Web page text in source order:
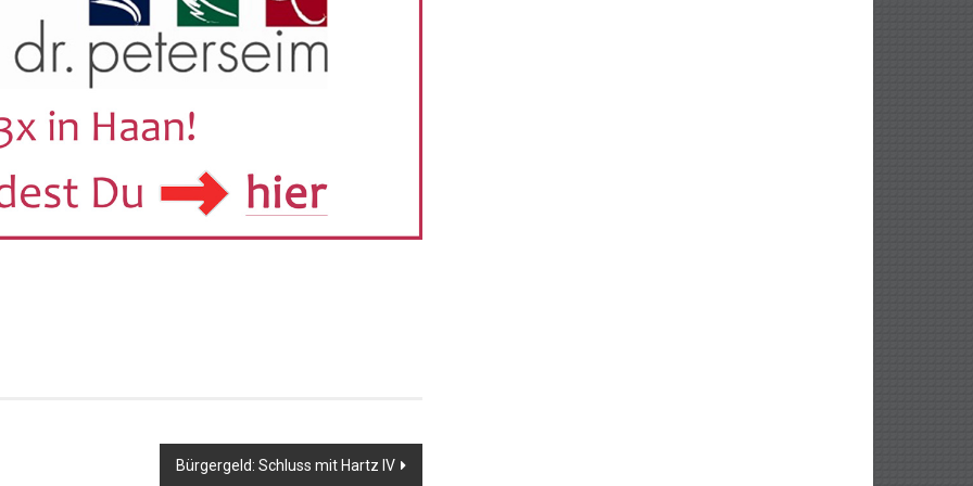
Bürgergeld: Schluss mit Hartz IV